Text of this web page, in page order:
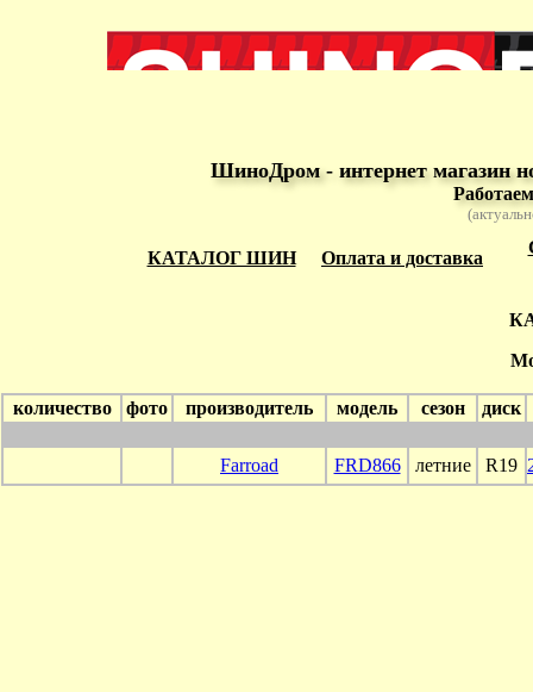
ШиноДром - интернет магазин
КАТАЛОГ ШИН Оплата и доставка
количество фото производитель модель сезон диск
Farroad FRD866 летние R19